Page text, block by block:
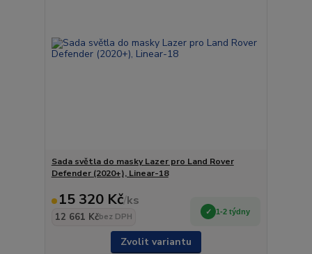
Sada světla do masky Lazer pro Land Rover
Defender (2020+), Linear-18
15 320 Kč/ks
12 661 Kčbez DPH
1-2 týdny
Zvolit variantu